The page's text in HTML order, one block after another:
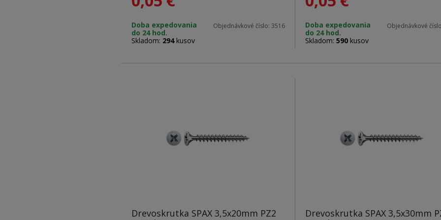
Farba: čierna
Rozmery: 3,5 x 16 mm
Doba expedovania
do 24 hod.
Skladom: 294kusov
Objednávkové číslo: 3516
Farba: čierna
Rozmery: 4,0 x 16 mm
Doba expedovania
do 24 hod.
Skladom: 590kusov
Objednávkové
Drevoskrutka SPAX 3,5x20mm PZ2
Drevoskrutka SPAX 3,5x30mm